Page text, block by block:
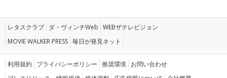
レタスクラブ ダ・ヴィンチWeb WEBザテレビジョン
MOVIE WALKER PRESS 毎日が発見ネット
利用規約 プライバシーポリシー 推奨環境 お問い合わせ